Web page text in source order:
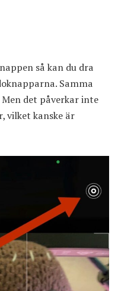
så kan du dra
Samma
det påverkar inte
vilket kanske är